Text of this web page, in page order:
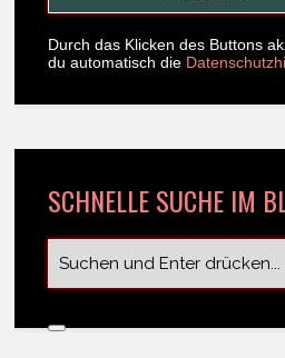
Durch das Klicken des Buttons
du automatisch die
SCHNELLE SUCHE IM